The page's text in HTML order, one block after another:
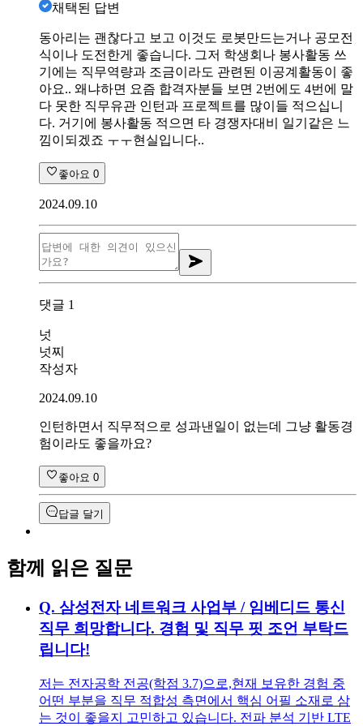
채택된 답변
동아리는 괜찮다고 보고 이것도 로봇만드는거나 공모전
식이나 도전한게 좋습니다. 그저 학생회나 봉사활동 쓰
기에는 직무역량과 조금이라도 관련된 이공계활동이 좋
아요.. 왜냐하면 요즘 합격자분들 보면 2번에도 4번에 말
다 못한 직무유관 인턴과 프로젝트를 많이들 적으십니
다. 거기에 봉사활동 적으면 타 경쟁자대비 일기같은 느
낌이되겠죠 ㅜㅜ현실입니다..
좋아요 0
2024.09.10
댓글 1
넛
넛찌
작성자
2024.09.10
인턴하면서 직무적으로 성과낸일이 없는데 그냥 활동경
험이라도 좋을까요?
좋아요 0
답글 달기
함께 읽은 질문
Q. 삼성전자 네트워크 사업부 / 임베디드 통신
직무 희망합니다. 경험 및 직무 핏 조언 부탁드
립니다!
저는 전자공학 전공(학점 3.7)으로,현재 보유한 경험 중
어떤 부분을 직무 적합성 측면에서 핵심 어필 소재로 삼
는 것이 좋을지 고민하고 있습니다. 전파 분석 기반 LTE